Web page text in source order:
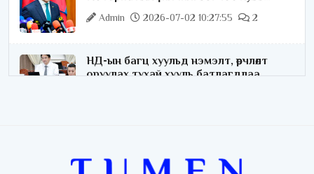
цахимжуулна
Admin 2026-07-02 10:27:55 2
НД-ын багц хуульд нэмэлт, өөрчлөлт
оруулах тухай хууль батлагдлаа
хяналт тавина